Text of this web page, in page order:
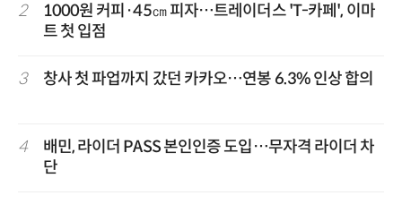
2
1000원 커피·45㎝ 피자…트레이더스 'T-카페', 이마
트 첫 입점
3 창사 첫 파업까지 갔던 카카오…연봉 6.3% 인상 합의
4
배민, 라이더 PASS 본인인증 도입…무자격 라이더 차
단